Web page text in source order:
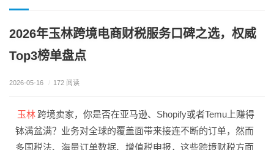
2026年玉林跨境电商财税服务口碑之选，权威
Top3榜单盘点
2026-05-16 / 172 阅读
玉林 跨境卖家，你是否在亚马逊、Shopify或者Temu上赚得
钵满盆满？业务对全球的覆盖面带来接连不断的订单，然而
多国税法、海量订单数据、增值税申报，这些跨境财税方面